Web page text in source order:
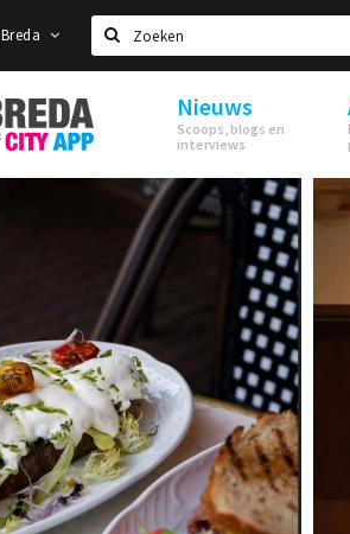
Breda
Zoeken
Stappen
&
Shoppen
Breda
Nieuws
Scoops, blogs en
interviews